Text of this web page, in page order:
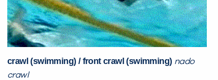
crawl (swimming) / front crawl (swimming) nado
crawl